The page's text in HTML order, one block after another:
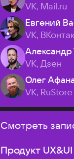
VK, Mail.ru
Евгений
VK,
Александр
VK, Дзен
Олег
VK, RuStore
Смотреть
Продукт UX&UI